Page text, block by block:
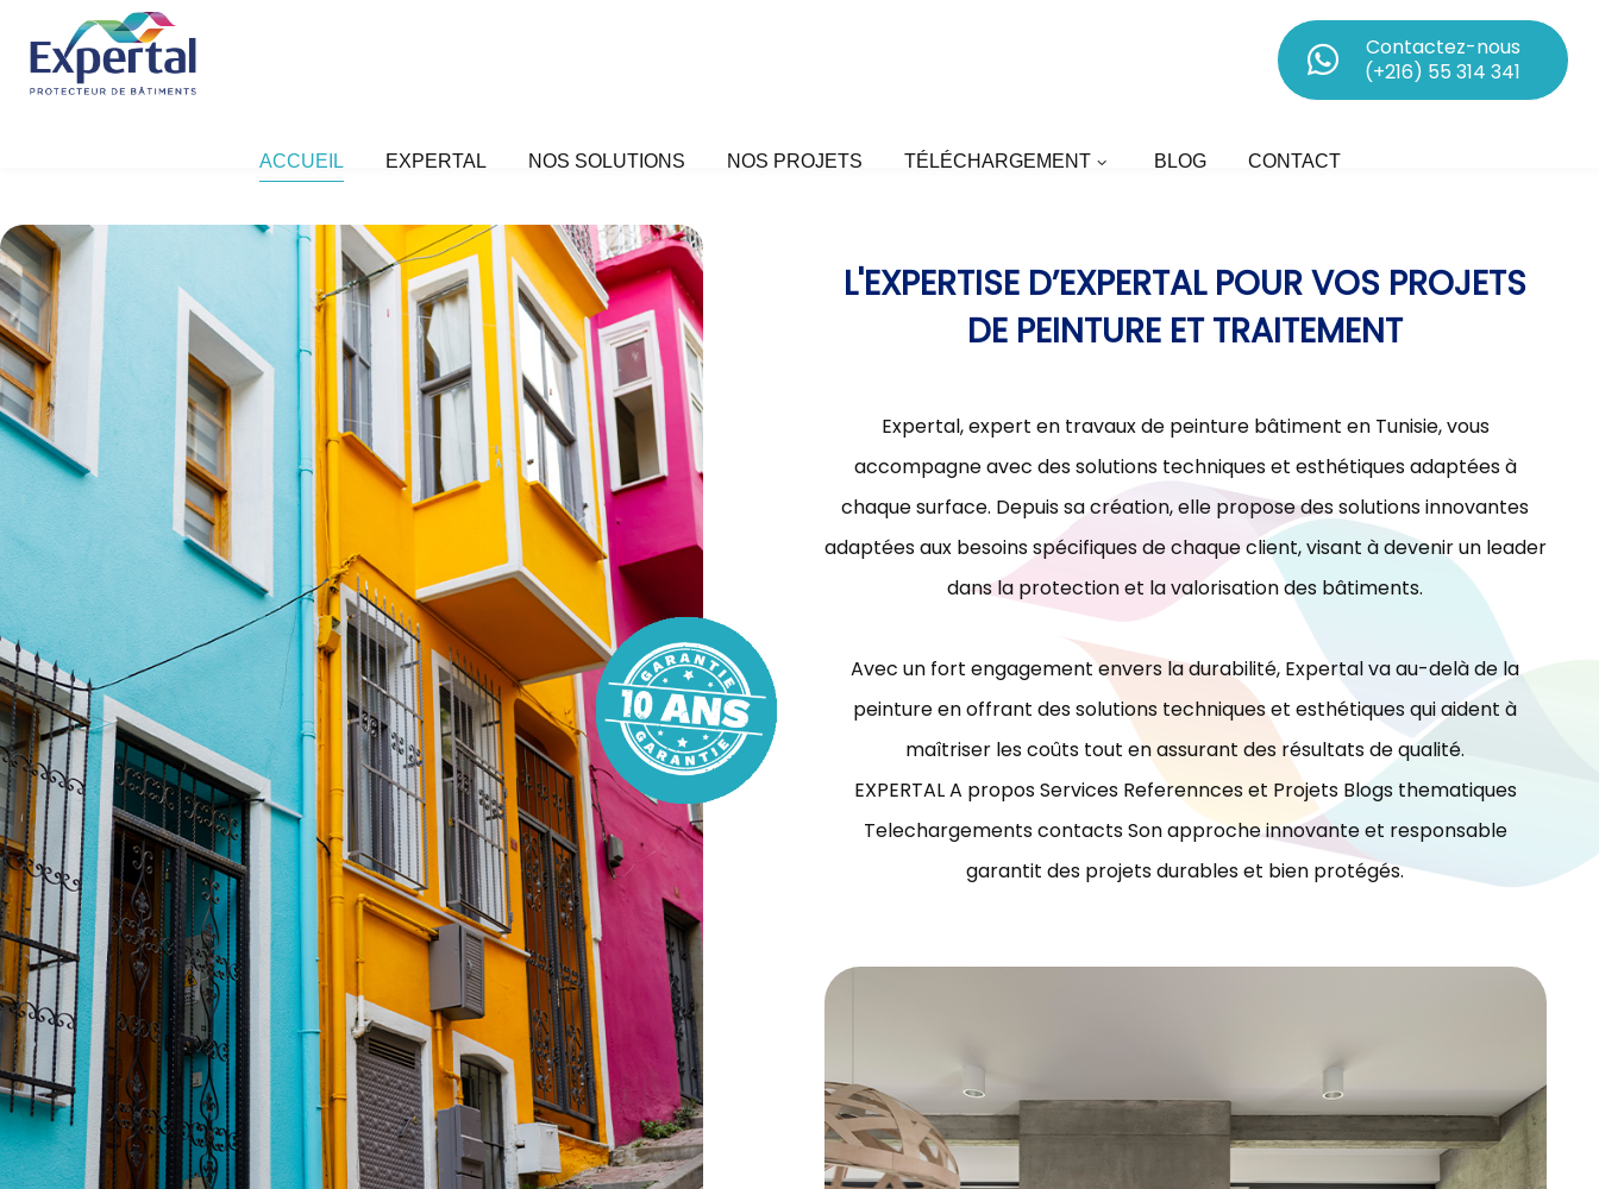
Contactez-nous
(+216) 55 314 341
ACCUEIL EXPERTAL NOS SOLUTIONS NOS PROJETS TÉLÉCHARGEMENT BLOG CONTACT
L'EXPERTISE D’EXPERTAL POUR VOS PROJETS
DE PEINTURE ET TRAITEMENT
Expertal, expert en travaux de peinture bâtiment en Tunisie, vous
accompagne avec des solutions techniques et esthétiques adaptées à
chaque surface. Depuis sa création, elle propose des solutions innovantes
adaptées aux besoins spécifiques de chaque client, visant à devenir un leader
dans la protection et la valorisation des bâtiments.
Avec un fort engagement envers la durabilité, Expertal va au-delà de la
peinture en offrant des solutions techniques et esthétiques qui aident à
maîtriser les coûts tout en assurant des résultats de qualité.
EXPERTAL A propos Services Referennces et Projets Blogs thematiques
Telechargements contacts Son approche innovante et responsable
garantit des projets durables et bien protégés.